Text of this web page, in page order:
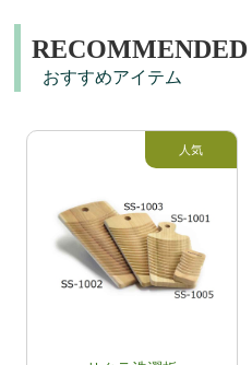
RECOMMENDED
おすすめアイテム